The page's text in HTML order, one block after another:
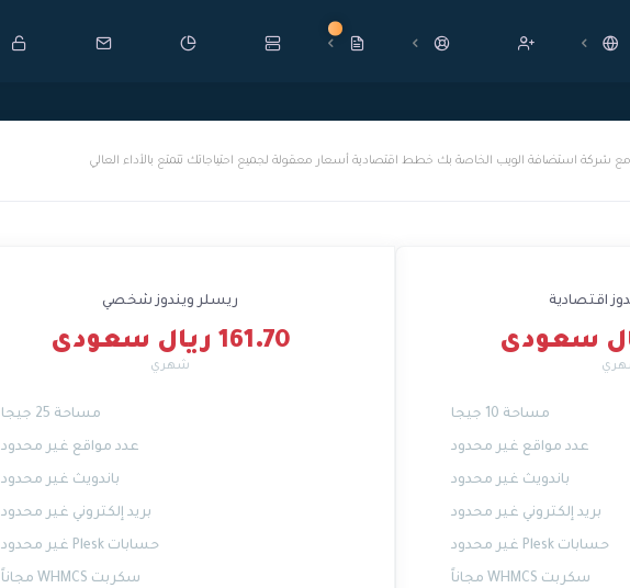
جديد
شركة استضافة الويب الخاصة بك خطط اقتصادية أسعار معقولة لجميع احتياجاتك تتمتع بالأداء العالي
اقتصادية
مساحة 10 جيجا
عدد مواقع غير محدود
باندويث غير محدود
بريد إلكتروني غير محدود
حسابات Plesk غير محدود
سكربت WHMCS مجاناً
ريسلر ويندوز شخصي
161.70 ريال سعودى
شهري
مساحة 25 جيجا
عدد مواقع غير محدود
باندويث غير محدود
بريد إلكتروني غير محدود
حسابات Plesk غير محدود
سكربت WHMCS مجاناً